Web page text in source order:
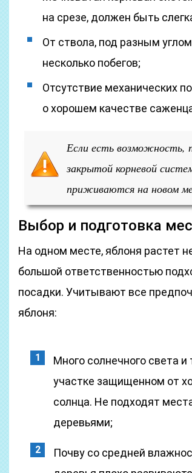
на срезе, должен быть
От ствола, под разным
несколько побегов;
Отсутствие механических
о хорошем качестве
Если есть возможность,
закрытой корневой
приживаются на новом
Выбор и подготовка
На одном месте, яблоня растет
большой ответственностью
посадки. Учитывают все
яблоня:
Много солнечного света
участке защищенном от
солнца. Не подходят
деревьями;
Почву со средней